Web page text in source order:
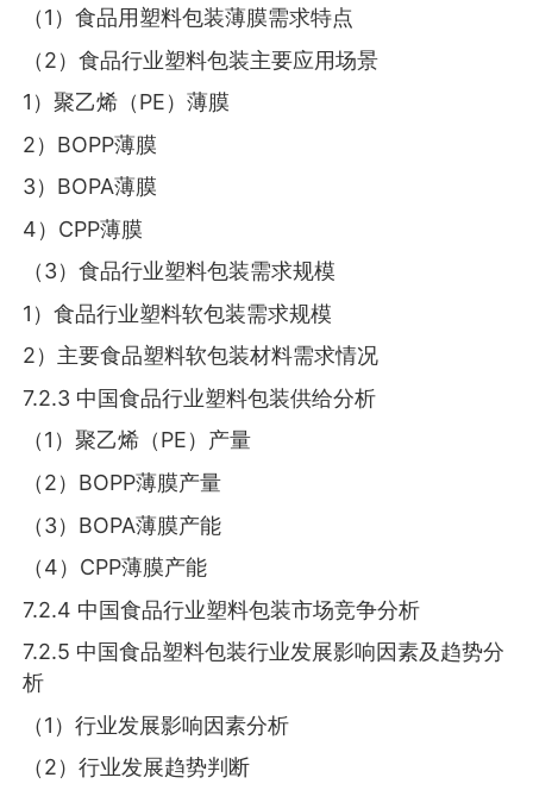
（1）食品用塑料包装薄膜需求特点
（2）食品行业塑料包装主要应用场景
1）聚乙烯（PE）薄膜
2）BOPP薄膜
3）BOPA薄膜
4）CPP薄膜
（3）食品行业塑料包装需求规模
1）食品行业塑料软包装需求规模
2）主要食品塑料软包装材料需求情况
7.2.3 中国食品行业塑料包装供给分析
（1）聚乙烯（PE）产量
（2）BOPP薄膜产量
（3）BOPA薄膜产能
（4）CPP薄膜产能
7.2.4 中国食品行业塑料包装市场竞争分析
7.2.5 中国食品塑料包装行业发展影响因素及趋势分
析
（1）行业发展影响因素分析
（2）行业发展趋势判断